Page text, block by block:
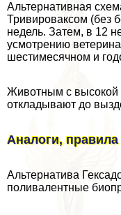
Альтернативная
Тривироваксом (без
недель. Затем, в 12
усмотрению
шестимecячном и
Животным с высокой
откладывают до
Аналоги,
Альтернатива
поливалентные